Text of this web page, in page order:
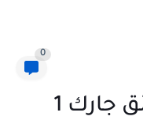
0
تحميل لعبة ازاي تخنق جارك 1